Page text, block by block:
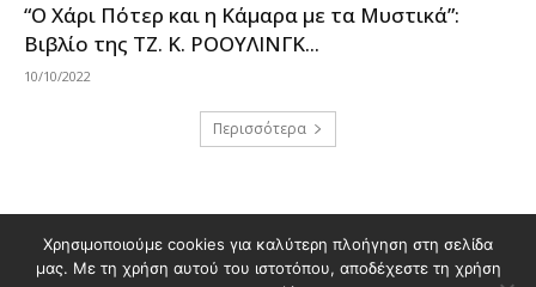
“Ο Χάρι Πότερ και η Κάμαρα με τα Μυστικά”:
Βιβλίο της ΤΖ. Κ. ΡΟΟΥΛΙΝΓΚ...
10/10/2022
Περισσότερα
Διαφημιστείτε στο Polis Magazino
Όροι χρήσης & Πολιτική Προστασίας Προσωπικών Δεδομένων
Χρησιμοποιούμε cookies για καλύτερη πλοήγηση στη σελίδα
μας. Με τη χρήση αυτού του ιστοτόπου, αποδέχεστε τη χρήση